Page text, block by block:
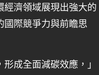
經濟領域展現出強大的
國際競爭力與前瞻思
成全面減碳效應，」